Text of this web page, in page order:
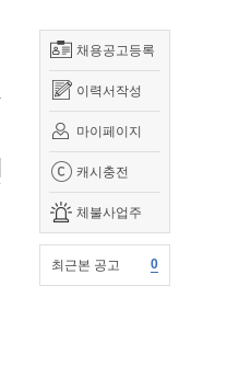
채용공고등록
이력서작성
마이페이지
캐시충전
체불사업주
최근본 공고 0